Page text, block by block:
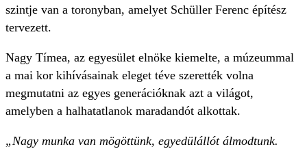
szintje van a toronyban, amelyet Schüller Ferenc építész
tervezett.
Nagy Tímea, az egyesület elnöke kiemelte, a múzeummal
a mai kor kihívásainak eleget téve szerették volna
megmutatni az egyes generációknak azt a világot,
amelyben a halhatatlanok maradandót alkottak.
„Nagy munka van mögöttünk, egyedülállót álmodtunk.